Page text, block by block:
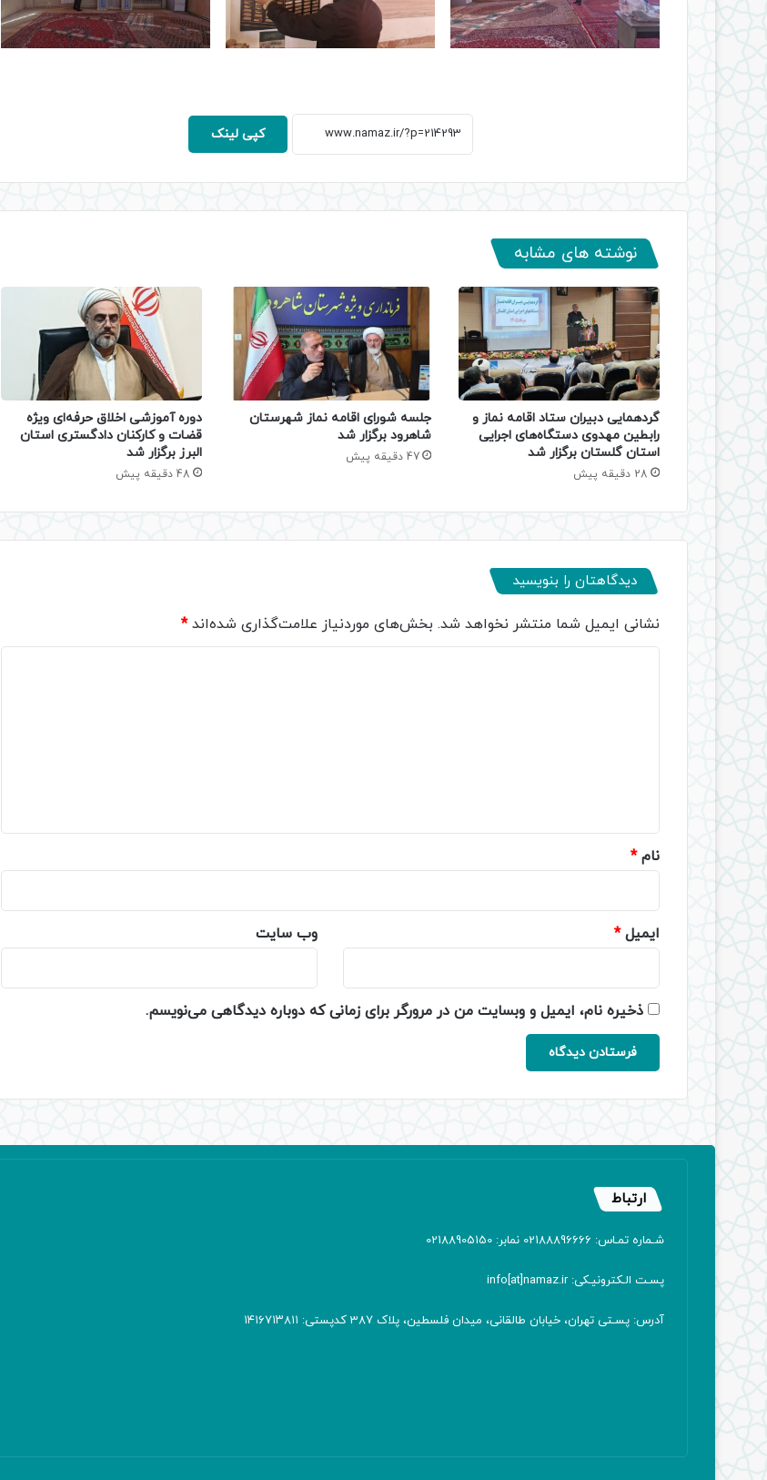
کپی لینک
نوشته های مشابه
گردهمایی دبیران ستاد اقامه نماز و
رابطین مهدوی دستگاه‌های اجرایی
استان گلستان برگزار شد
28 دقیقه پیش
جلسه شورای اقامه نماز شهرستان
شاهرود برگزار شد
47 دقیقه پیش
دوره آموزشی اخلاق حرفه‌ای ویژه
قضات و کارکنان دادگستری استان
البرز برگزار شد
48 دقیقه پیش
دیدگاهتان را بنویسید
نشانی ایمیل شما منتشر نخواهد شد. بخش‌های موردنیاز علامت‌گذاری شده‌اند*
نام*
ایمیل* وب‌ سایت
ذخیره نام، ایمیل و وبسایت من در مرورگر برای زمانی که دوباره دیدگاهی می‌نویسم.
ارتباط
شـماره تمـاس: 02188896666 نمابر: 02188905150
پسـت الـکترونیـکی: info[at]namaz.ir
آدرس: پسـتی تهران، خیابان طالقانی، میدان فلسطین، پلاک 387 کدپستی: ۱۴۱۶۷۱۳۸۱۱